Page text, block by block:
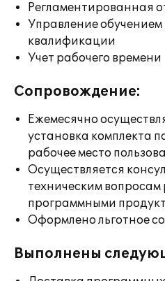
Регламентированная
Управление
квалификации
Учет рабочего времени
Сопровождение:
Ежемесячно
установка комплекта
рабочее место
Осуществляется
техническим вопросам
программными
Оформлено льготное
Выполнены